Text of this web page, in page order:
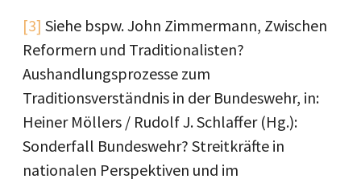
[3] Siehe bspw. John Zimmermann, Zwischen
Reformern und Traditionalisten?
Aushandlungsprozesse zum
Traditionsverständnis in der Bundeswehr, in:
Heiner Möllers / Rudolf J. Schlaffer (Hg.):
Sonderfall Bundeswehr? Streitkräfte in
nationalen Perspektiven und im